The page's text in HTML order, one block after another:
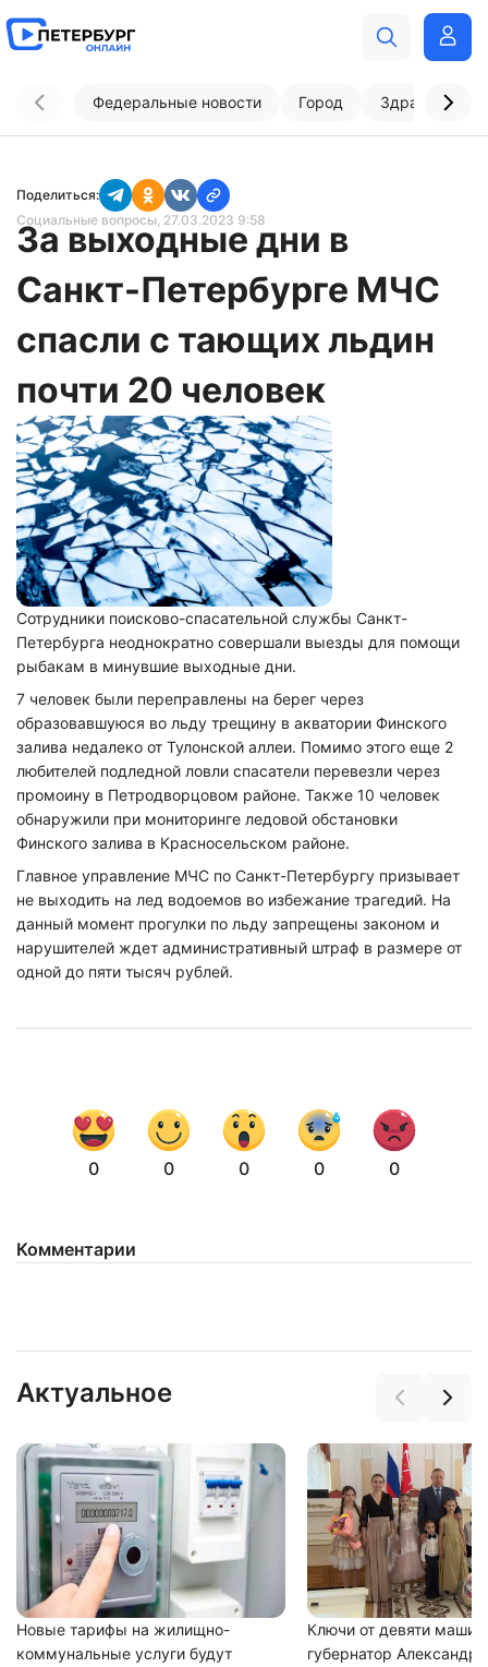
Федеральные новости Город
Поделиться:
Социальные вопросы, 27.03.2023 9:58
За выходные дни в
Санкт-Петербурге МЧС
спасли с тающих льдин
почти 20 человек
Сотрудники поисково-спасательной службы Санкт-
Петербурга неоднократно совершали выезды для помощи
рыбакам в минувшие выходные дни.
7 человек были переправлены на берег через
образовавшуюся во льду трещину в акватории Финского
залива недалеко от Тулонской аллеи. Помимо этого еще 2
любителей подледной ловли спасатели перевезли через
промоину в Петродворцовом районе. Также 10 человек
обнаружили при мониторинге ледовой обстановки
Финского залива в Красносельском районе.
Главное управление МЧС по Санкт-Петербургу призывает
не выходить на лед водоемов во избежание трагедий. На
данный момент прогулки по льду запрещены законом и
нарушителей ждет административный штраф в размере от
одной до пяти тысяч рублей.
0 0 0 0 0
Комментарии
Актуальное
Новые тарифы на жилищно-
коммунальные услуги будут
Ключи от девяти машин
губернатор Александр
Нажимая на кнопку "Отправить" вы
соглашаетесь с политикой конфиденциальности